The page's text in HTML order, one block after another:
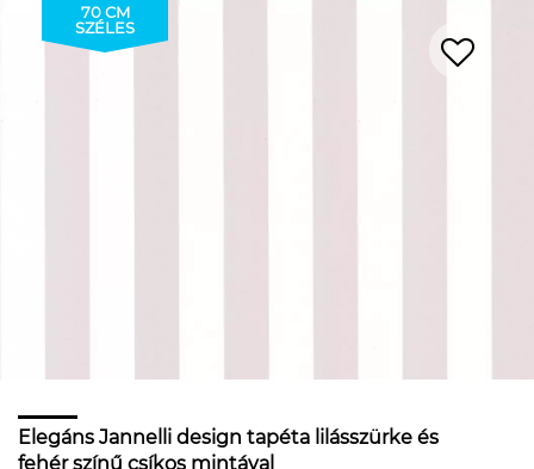
70 CM
SZÉLES
Elegáns Jannelli design tapéta lilásszürke és
fehér színű csíkos mintával